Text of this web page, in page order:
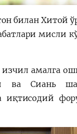
билан Хитой
мисли
амалга
ва Сиань
иқтисодий